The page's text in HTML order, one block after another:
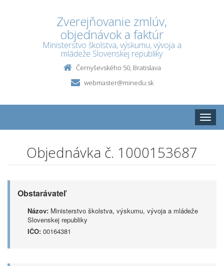
Zverejňovanie zmlúv,
objednávok a faktúr
Ministerstvo školstva, výskumu, vývoja a
mládeže Slovenskej republiky
Černyševského 50, Bratislava
webmaster@minedu.sk
Toggle
Objednávka č. 1000153687
Obstarávateľ
Názov: Ministerstvo školstva, výskumu, vývoja a mládeže
Slovenskej republiky
IČO: 00164381